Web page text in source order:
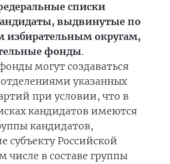
списки
выдвинутые по
округам,
фонды.
могут создаваться
указанных
при условии, что в
кандидатов имеются
кандидатов,
субъекту Российской
числе в составе группы